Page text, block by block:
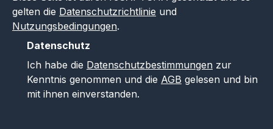
gelten die Datenschutzrichtlinie und
Nutzungsbedingungen.
Datenschutz
Ich habe die Datenschutzbestimmungen zur
Kenntnis genommen und die AGB gelesen und bin
mit ihnen einverstanden.